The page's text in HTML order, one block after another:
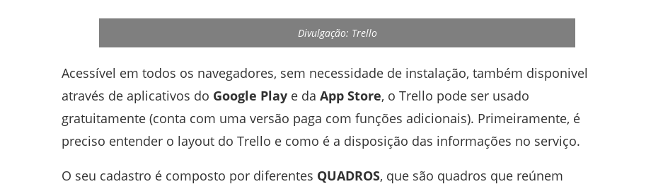
Divulgação: Trello
Acessível em todos os navegadores, sem necessidade de instalação, também disponivel
através de aplicativos do Google Play e da App Store, o Trello pode ser usado
gratuitamente (conta com uma versão paga com funções adicionais). Primeiramente, é
preciso entender o layout do Trello e como é a disposição das informações no serviço.
O seu cadastro é composto por diferentes QUADROS, que são quadros que reúnem